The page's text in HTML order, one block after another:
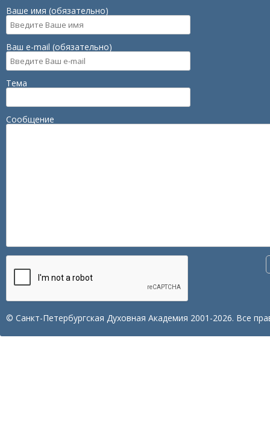
Ваше имя (обязательно)
Ваш e-mail (обязательно)
Тема
Сообщение
© Санкт-Петербургская Духовная Академия 2001-2026. Все